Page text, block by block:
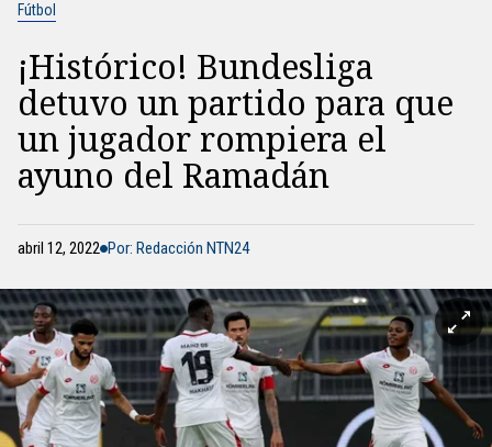
Fútbol
¡Histórico! Bundesliga
detuvo un partido para que
un jugador rompiera el
ayuno del Ramadán
abril 12, 2022 Por: Redacción NTN24